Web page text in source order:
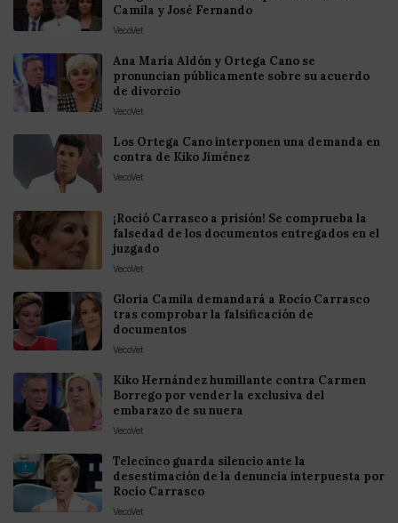
Camila y José Fernando
VecoVet
Ana María Aldón y Ortega Cano se
pronuncian públicamente sobre su acuerdo
de divorcio
VecoVet
Los Ortega Cano interponen una demanda en
contra de Kiko Jiménez
VecoVet
¡Roció Carrasco a prisión! Se comprueba la
falsedad de los documentos entregados en el
juzgado
VecoVet
Gloria Camila demandará a Rocío Carrasco
tras comprobar la falsificación de
documentos
VecoVet
Kiko Hernández humillante contra Carmen
Borrego por vender la exclusiva del
embarazo de su nuera
VecoVet
Telecinco guarda silencio ante la
desestimación de la denuncia interpuesta por
Rocío Carrasco
VecoVet